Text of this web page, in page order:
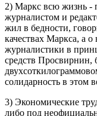
2) Маркс всю жизнь -
журналистом и
жил в бедности,
качествах Маркса, а
журналистики в
средств Просвирнин,
солидарность в этом
3) Экономические
либо под